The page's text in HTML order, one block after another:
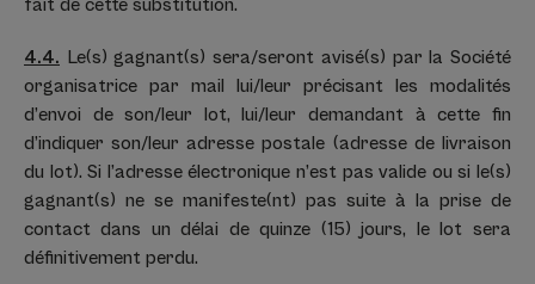
fait de cette substitution.
4.4. Le(s) gagnant(s) sera/seront avisé(s) par la Société
organisatrice par mail lui/leur précisant les modalités
d’envoi de son/leur lot, lui/leur demandant à cette fin
d’indiquer son/leur adresse postale (adresse de livraison
du lot). Si l’adresse électronique n’est pas valide ou si le(s)
gagnant(s) ne se manifeste(nt) pas suite à la prise de
contact dans un délai de quinze (15) jours, le lot sera
définitivement perdu.